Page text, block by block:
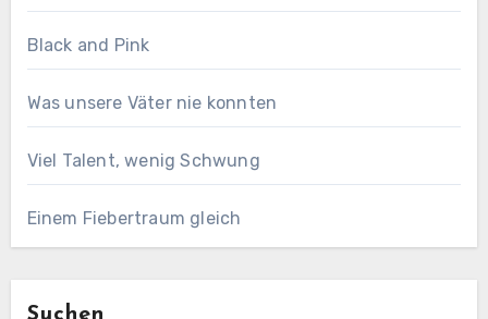
Black and Pink
Was unsere Väter nie konnten
Viel Talent, wenig Schwung
Einem Fiebertraum gleich